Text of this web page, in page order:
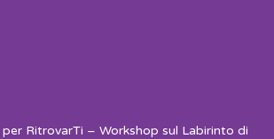
RitrovarTi – Workshop sul Labirinto di